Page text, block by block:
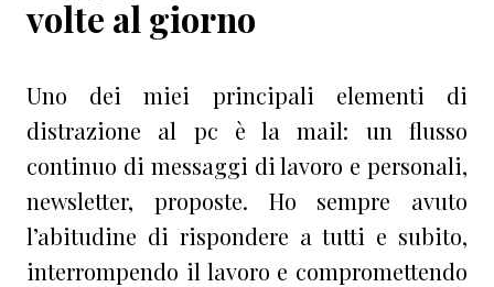
volte al giorno
Uno dei miei principali elementi di
distrazione al pc è la mail: un flusso
continuo di messaggi di lavoro e personali,
newsletter, proposte. Ho sempre avuto
l’abitudine di rispondere a tutti e subito,
interrompendo il lavoro e compromettendo